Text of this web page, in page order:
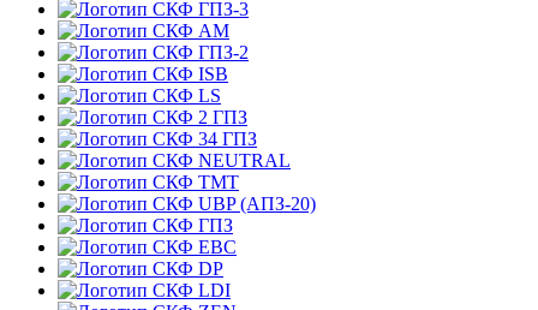
ГПЗ-3
АМ
ГПЗ-2
ISB
LS
2 ГПЗ
34 ГПЗ
NEUTRAL
TMT
UBP (АПЗ-20)
ГПЗ
EBC
DP
LDI